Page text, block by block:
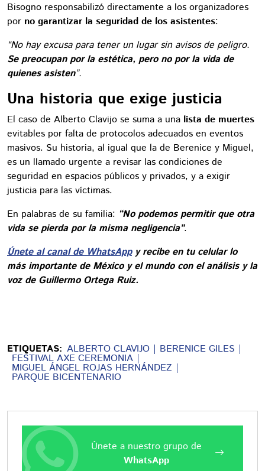
Bisogno responsabilizó directamente a los organizadores
por no garantizar la seguridad de los asistentes:
“No hay excusa para tener un lugar sin avisos de peligro.
Se preocupan por la estética, pero no por la vida de
quienes asisten”.
Una historia que exige justicia
El caso de Alberto Clavijo se suma a una lista de muertes
evitables por falta de protocolos adecuados en eventos
masivos. Su historia, al igual que la de Berenice y Miguel,
es un llamado urgente a revisar las condiciones de
seguridad en espacios públicos y privados, y a exigir
justicia para las víctimas.
En palabras de su familia: “No podemos permitir que otra
vida se pierda por la misma negligencia”.
Únete al canal de WhatsAppy recibe en tu celular lo
más importante de México y el mundo con el análisis y la
voz de Guillermo Ortega Ruiz.
ETIQUETAS: ALBERTO CLAVIJO BERENICE GILES
FESTIVAL AXE CEREMONIA
MIGUEL ÁNGEL ROJAS HERNÁNDEZ
PARQUE BICENTENARIO
Únete a nuestro grupo de
WhatsApp